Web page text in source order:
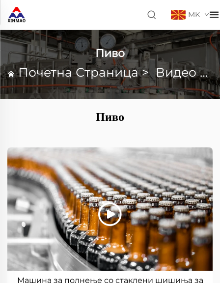
MK
Пиво
Почетна Страница>Видео снимки
Пиво
Машина за полнење со стаклени шишиња за